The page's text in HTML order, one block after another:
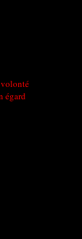
volonté
égard